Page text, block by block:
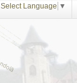
Select Language ▼